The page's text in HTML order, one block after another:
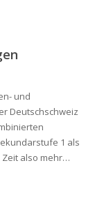
und
Deutschschweiz
1 als
also mehr…